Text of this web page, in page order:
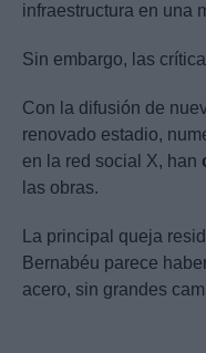
infraestructura en una
Sin embargo, las
Con la difusión de
renovado estadio,
en la red social X, han
las obras.
La principal queja
Bernabéu parece
acero, sin grandes